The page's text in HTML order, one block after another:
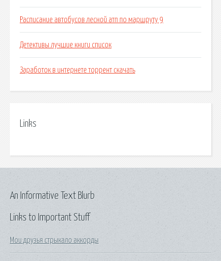
Расписание автобусов лесной атп по маршруту 9
Детективы лучшие книги список
Заработок в интернете торрент скачать
Links
Links to Important Stuff
Мои друзья стрыкало аккорды
An Informative Text Blurb